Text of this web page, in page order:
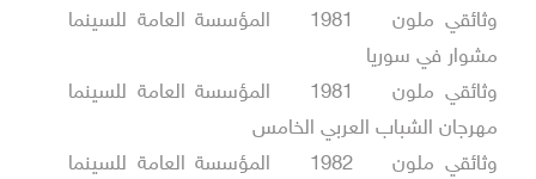
وثائقي ملون 1981 المؤسسة العامة للسينما
مشوار في سوريا
وثائقي ملون 1981 المؤسسة العامة للسينما
مهرجان الشباب العربي الخامس
وثائقي ملون 1982 المؤسسة العامة للسينما